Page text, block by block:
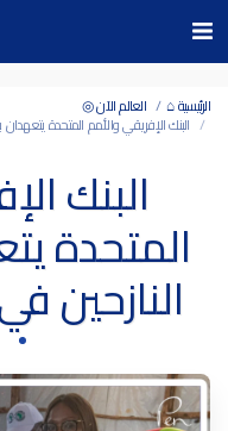
الرئيسية ⌂ العالم الآن ◎
البنك الإفريقي والأمم المتحدة
البنك
المتحدة
النازحين